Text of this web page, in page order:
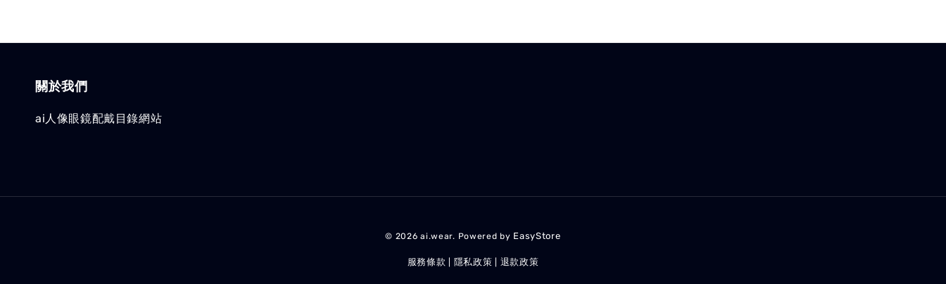
關於我們
ai人像眼鏡配戴目錄網站
© 2026 ai.wear. Powered by EasyStore
服務條款 隱私政策 退款政策